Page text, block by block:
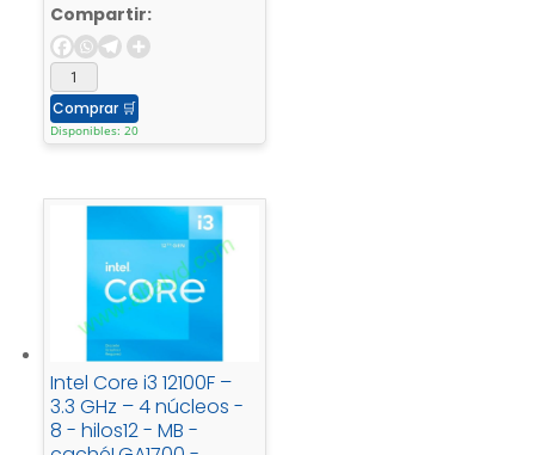
Compartir:
Comprar 🛒
Disponibles: 20
Intel Core i3 12100F –
3.3 GHz – 4 núcleos -
8 - hilos12 - MB -